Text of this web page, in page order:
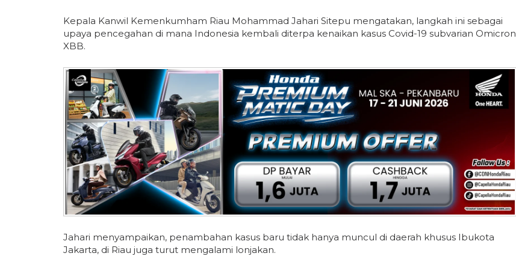
Kepala Kanwil Kemenkumham Riau Mohammad Jahari Sitepu mengatakan, langkah ini sebagai
upaya pencegahan di mana Indonesia kembali diterpa kenaikan kasus Covid-19 subvarian Omicron
XBB.
Jahari menyampaikan, penambahan kasus baru tidak hanya muncul di daerah khusus Ibukota
Jakarta, di Riau juga turut mengalami lonjakan.